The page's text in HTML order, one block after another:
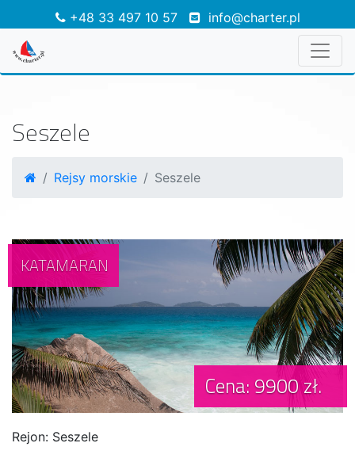
+48 33 497 10 57 info@charter.pl
Seszele
Rejsy morskie Seszele
Cena: 9900 zł.
KATAMARAN
Rejon: Seszele